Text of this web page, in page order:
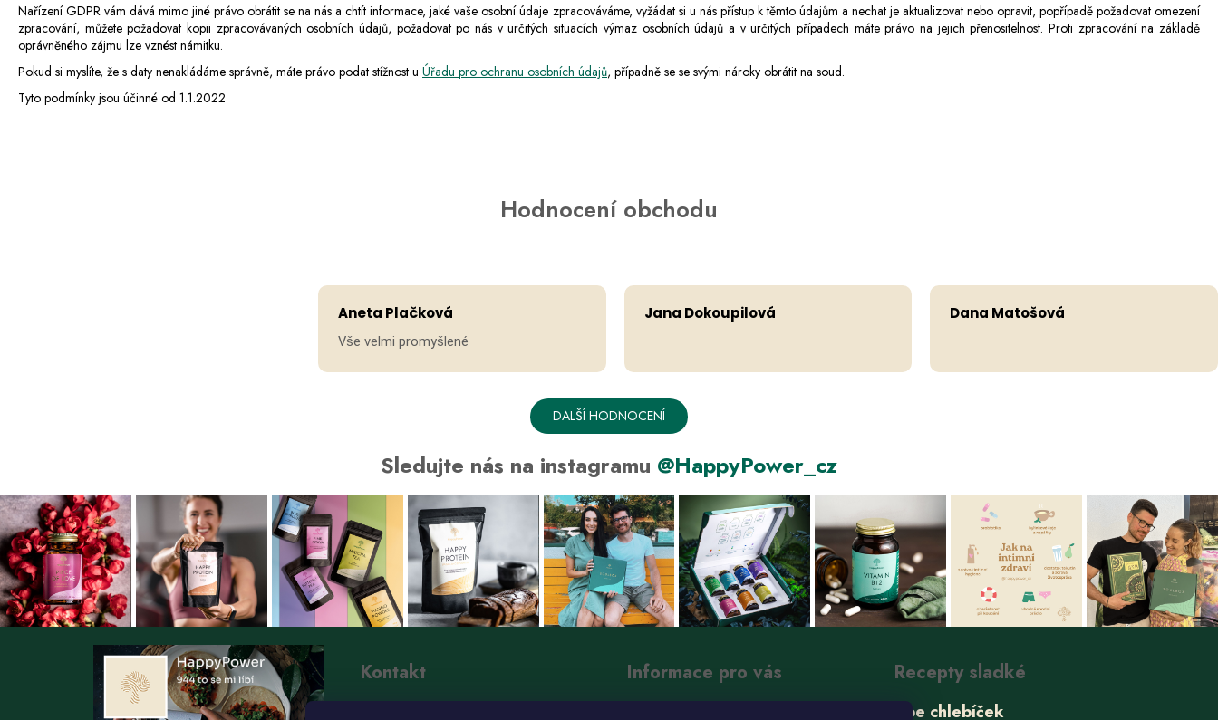
Nařízení GDPR vám dává mimo jiné právo obrátit se na nás a chtít informace, jaké vaše osobní údaje zpracováváme, vyžádat si u nás přístup k těmto údajům a nechat je aktualizovat nebo opravit, popřípadě požadovat omezení
zpracování, můžete požadovat kopii zpracovávaných osobních údajů, požadovat po nás v určitých situacích výmaz osobních údajů a v určitých případech máte právo na jejich přenositelnost. Proti zpracování na základě
oprávněného zájmu lze vznést námitku.
Pokud si myslíte, že s daty nenakládáme správně, máte právo podat stížnost u Úřadu pro ochranu osobních údajů, případně se se svými nároky obrátit na soud.
Tyto podmínky jsou účinné od 1.1.2022
Hodnocení obchodu
Aneta Plačková
Vše velmi promyšlené
Jana Dokoupilová Dana Matošová
DALŠÍ HODNOCENÍ
Sledujte nás na instagramu @HappyPower_cz
Kontakt Informace pro vás Recepty sladké
Ube chlebíček